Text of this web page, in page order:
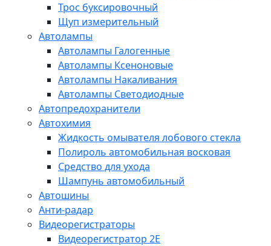
Трос буксировочный
Щуп измерительный
Автолампы
Автолампы Галогенные
Автолампы Ксеноновые
Автолампы Накаливания
Автолампы Светодиодные
Автопредохранители
Автохимия
Жидкость омывателя лобового стекла
Полироль автомобильная восковая
Средство для ухода
Шампунь автомобильный
Автошины
Анти-радар
Видеорегистраторы
Видеорегистратор 2E